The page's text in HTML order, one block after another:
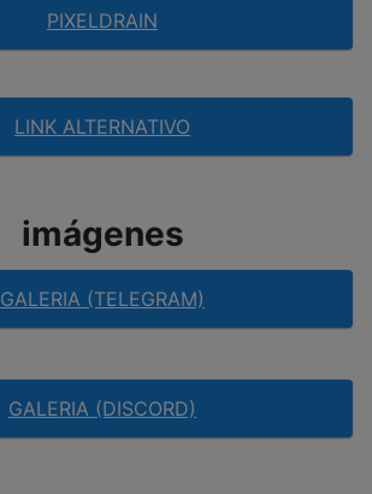
PIXELDRAIN
LINK ALTERNATIVO
imágenes
GALERIA (TELEGRAM)
GALERIA (DISCORD)